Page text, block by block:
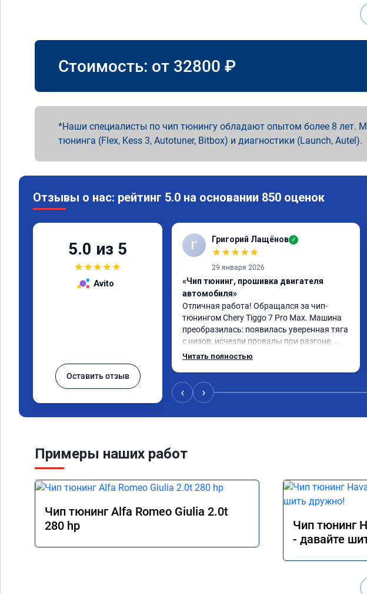
Стоимость: от 32800 ₽
Наши специалисты по чип тюнингу обладают опытом более 8 лет.
тюнинга (Flex, Kess 3, Autotuner, Bitbox) и диагностики (Launch, Autel).
Отзывы о нас: рейтинг 5.0 на основании 850 оценок
5.0 из 5
★★★★★
Avito
Оставить отзыв
Г Григорий Лащёнов ✓
★★★★★
29 января 2026
«Чип тюнинг, прошивка двигателя
автомобиля»
Отличная работа! Обращался за чип-
тюнингом Chery Tiggo 7 Pro Max. Машина
преобразилась: появилась уверенная тяга
с низов, исчезли провалы при разгоне.
Расход в спокойном режиме даже немного
всем, кто сомневается.
Читать полностью
‹ ›
Примеры наших работ
Чип тюнинг Alfa Romeo Giulia 2.0t
280 hp
Чип тюнинг
- давайте